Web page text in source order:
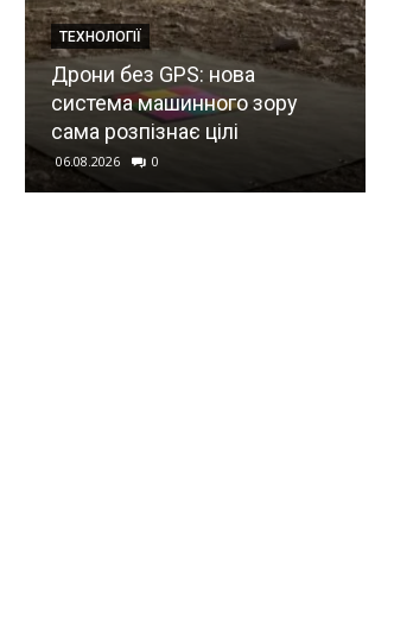
ТЕХНОЛОГІЇ
Дрони без GPS: нова
система машинного зору
сама розпізнає цілі
06.08.2026 0